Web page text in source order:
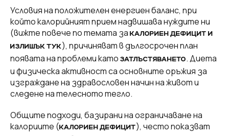
Условия на положителен енергиен баланс, при
който калорийният прием надвишава нуждите ни
(вижте повече по темата за КАЛОРИЕН ДЕФИЦИТ И
ИЗЛИШЪК ТУК), причиняват в дългосрочен план
появата на проблеми като ЗАТЛЪСТЯВАНЕТО. Диета
и физическа активност са основните оръжия за
изграждане на здравословен начин на живот и
следене на телесното тегло.
Общите подходи, базирани на ограничаване на
калориите ( КАЛОРИЕН ДЕФИЦИТ), често показват